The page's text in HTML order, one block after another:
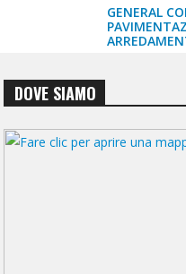
GENERAL
DOVE SIAMO